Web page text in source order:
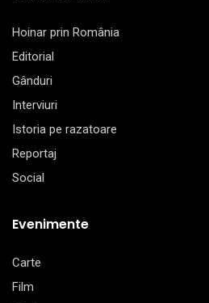
Hoinar prin România
Editorial
Gânduri
Interviuri
Istoria pe razatoare
Reportaj
Social
Evenimente
Carte
Film